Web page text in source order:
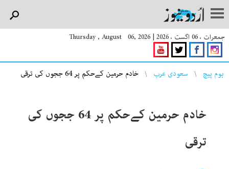
جمعرات ، 06 اگست ، 2026 |
Thursday , August 06, 2026
You are here
ہوم پیچ سعودی عرب خادم حرمین کےحکم پر 64 ججوں کی ترقی
خادم حرمین کےحکم پر 64 ججوں کی
ترقی